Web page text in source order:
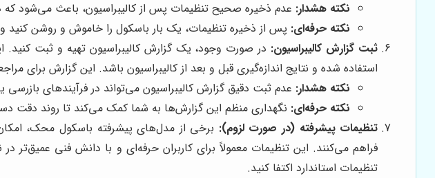
نکته هشدار: عدم ذخیره صحیح تنظیمات پس از کالیبراسیون، باعث می‌شود که
نکته حرفه‌ای: پس از ذخیره تنظیمات، یک بار باسکول را خاموش و روشن
ثبت گزارش کالیبراسیون: در صورت وجود، یک گزارش کالیبراسیون تهیه و ثبت کنید.
استفاده شده و نتایج اندازه‌گیری قبل و بعد از کالیبراسیون باشد. این گزارش برای
نکته هشدار: عدم ثبت دقیق گزارش کالیبراسیون می‌تواند در فرآیندهای
نکته حرفه‌ای: نگهداری منظم این گزارش‌ها به شما کمک می‌کند تا روند دقت
تنظیمات پیشرفته (در صورت لزوم): برخی از مدل‌های پیشرفته باسکول محک، امکان
فراهم می‌کنند. این تنظیمات معمولاً برای کاربران حرفه‌ای و با دانش فنی عمیق‌تر
تنظیمات استاندارد اکتفا کنید.